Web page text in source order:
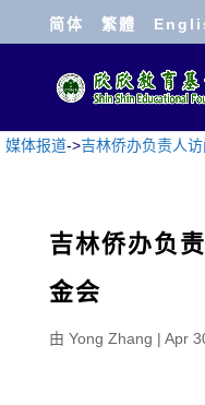
简体 繁體
媒体报道->吉林侨办负责人
吉林侨办负
金会
由 Yong Zhang | Apr